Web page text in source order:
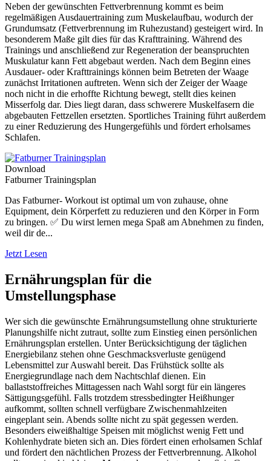
Neben der gewünschten Fettverbrennung kommt es beim
regelmäßigen Ausdauertraining zum Muskelaufbau, wodurch der
Grundumsatz (Fettverbrennung im Ruhezustand) gesteigert wird. In
besonderem Maße gilt dies für das Krafttraining. Während des
Trainings und anschließend zur Regeneration der beanspruchten
Muskulatur kann Fett abgebaut werden. Nach dem Beginn eines
Ausdauer- oder Krafttrainings können beim Betreten der Waage
zunächst Irritationen auftreten. Wenn sich der Zeiger der Waage
noch nicht in die erhoffte Richtung bewegt, stellt dies keinen
Misserfolg dar. Dies liegt daran, dass schwerere Muskelfasern die
abgebauten Fettzellen ersetzten. Sportliches Training führt außerdem
zu einer Reduzierung des Hungergefühls und fördert erholsames
Schlafen.
Download
Fatburner Trainingsplan
Das Fatburner- Workout ist optimal um von zuhause, ohne
Equipment, dein Körperfett zu reduzieren und den Körper in Form
zu bringen. ✅ Du wirst lernen mega Spaß am Abnehmen zu finden,
weil dir de...
Jetzt Lesen
Ernährungsplan für die
Umstellungsphase
Wer sich die gewünschte Ernährungsumstellung ohne strukturierte
Planungshilfe nicht zutraut, sollte zum Einstieg einen persönlichen
Ernährungsplan erstellen. Unter Berücksichtigung der täglichen
Energiebilanz stehen ohne Geschmacksverluste genügend
Lebensmittel zur Auswahl bereit. Das Frühstück sollte als
Energiegrundlage nach dem Nachtschlaf dienen. Ein
ballaststoffreiches Mittagessen nach Wahl sorgt für ein längeres
Sättigungsgefühl. Falls trotzdem stressbedingter Heißhunger
aufkommt, sollten schnell verfügbare Zwischenmahlzeiten
eingeplant sein. Abends sollte nicht zu spät gegessen werden.
Besonders eiweißhaltige Speisen mit möglichst wenig Fett und
Kohlenhydrate bieten sich an. Dies fördert einen erholsamen Schlaf
und fördert den nächtlichen Prozess der Fettverbrennung. Alkohol